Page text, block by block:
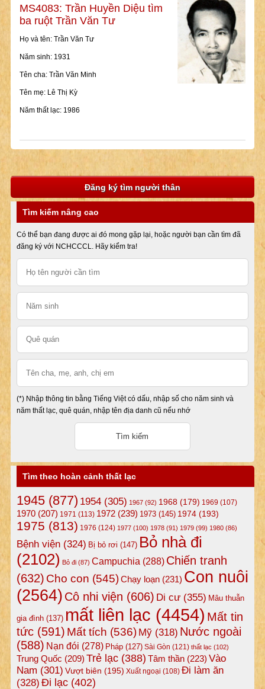
MS4083: Trần Huyền Diệu tìm
ba ruột Trần Văn Tư
Họ và tên: Trần Văn Tư
Năm sinh: 1931
Tên cha: Trần Văn Minh
Tên mẹ: Lê Thị Kỳ
Năm thất lạc: 1986
Đăng ký tìm người thân
Tìm kiếm nâng cao
Có thể bạn đang được ai đó mong gặp lại, hoặc người bạn cần tìm đã
đăng ký với NCHCCCL. Hãy kiểm tra!
(*) Nhập thông tin bằng Tiếng Việt có dấu, nhập số cho năm sinh và
năm thất lạc, quê quán, nhập tên địa danh cũ nếu nhớ
Tìm theo hoàn cảnh thất lạc
1945(877) 1954(305) 1967(92) 1968(179) 1969 (107)
1970(207) 1971 (113) 1972(239) 1973(145) 1974(193)
1975 (813) 1976 (124) 1977(100) 1978(91) 1979(99) 1980(86)
Bệnh viện(324) Bị bỏ rơi (147) Bỏ nhà đi
(2102) Bỏ đi(87) Campuchia (288) Chiến tranh
(632) Cho con (545)Chạy loạn(231) Con nuôi
(2564) Cô nhi viện (606) Di cư(355) Mâu thuẫn
gia đình(137) mất liên lạc (4454) Mất tin
tức(591) Mất tích (536) Mỹ(318) Nước ngoài
(588) Nạn đói (278) Pháp(127) Sài Gòn (121) thất lạc (102)
Trung Quốc (209) Trẻ lạc(388) Tâm thần(223) Vào
Nam (301) Vượt biên (195) Xuất ngoại (108) Đi làm ăn
(328) Đi lạc(402)